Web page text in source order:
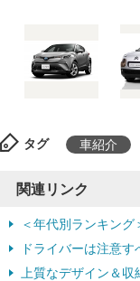
タグ 車紹介
関連リンク
＜年代別ランキン
ドライバーは注意
上質なデザイン＆